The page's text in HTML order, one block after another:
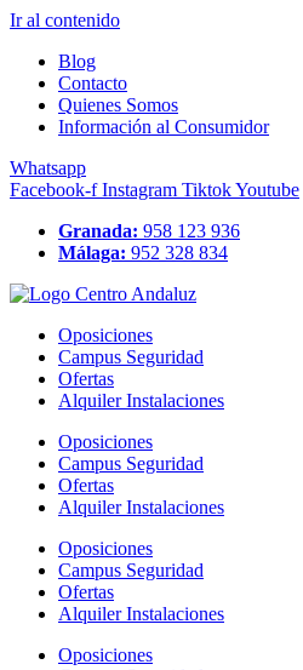
Ir al contenido
Blog
Contacto
Quienes Somos
Información al Consumidor
Whatsapp
Facebook-f Instagram TiktokYoutube
Granada: 958 123 936
Málaga: 952 328 834
Oposiciones
Campus Seguridad
Ofertas
Alquiler Instalaciones
Oposiciones
Campus Seguridad
Ofertas
Alquiler Instalaciones
Oposiciones
Campus Seguridad
Ofertas
Alquiler Instalaciones
Oposiciones